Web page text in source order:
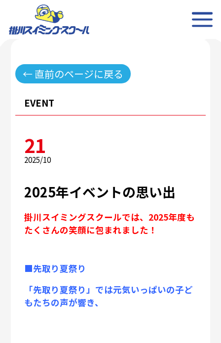
← 直前のページに戻る
EVENT
21
2025/10
2025年イベントの思い出
掛川スイミングスクールでは、2025年度も
たくさんの笑顔に包まれました！
■先取り夏祭り
「先取り夏祭り」では元気いっぱいの子ど
もたちの声が響き、